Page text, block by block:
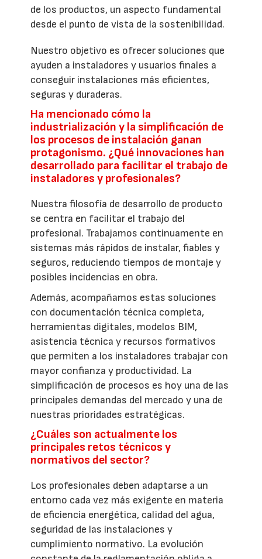
de los productos, un aspecto fundamental
desde el punto de vista de la sostenibilidad.
Nuestro objetivo es ofrecer soluciones que
ayuden a instaladores y usuarios finales a
conseguir instalaciones más eficientes,
seguras y duraderas.
Ha mencionado cómo la
industrialización y la simplificación de
los procesos de instalación ganan
protagonismo. ¿Qué innovaciones han
desarrollado para facilitar el trabajo de
instaladores y profesionales?
Nuestra filosofía de desarrollo de producto
se centra en facilitar el trabajo del
profesional. Trabajamos continuamente en
sistemas más rápidos de instalar, fiables y
seguros, reduciendo tiempos de montaje y
posibles incidencias en obra.
Además, acompañamos estas soluciones
con documentación técnica completa,
herramientas digitales, modelos BIM,
asistencia técnica y recursos formativos
que permiten a los instaladores trabajar con
mayor confianza y productividad. La
simplificación de procesos es hoy una de las
principales demandas del mercado y una de
nuestras prioridades estratégicas.
¿Cuáles son actualmente los
principales retos técnicos y
normativos del sector?
Los profesionales deben adaptarse a un
entorno cada vez más exigente en materia
de eficiencia energética, calidad del agua,
seguridad de las instalaciones y
cumplimiento normativo. La evolución